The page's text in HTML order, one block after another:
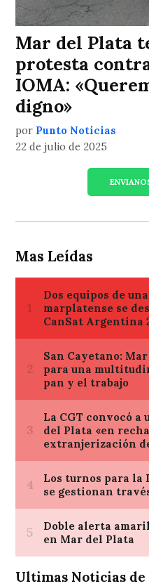
Mar del Plata
protesta
IOMA:
digno»
por Punto Noticias
22 de julio de 2025
Mas Leídas
Ultimas Noticias